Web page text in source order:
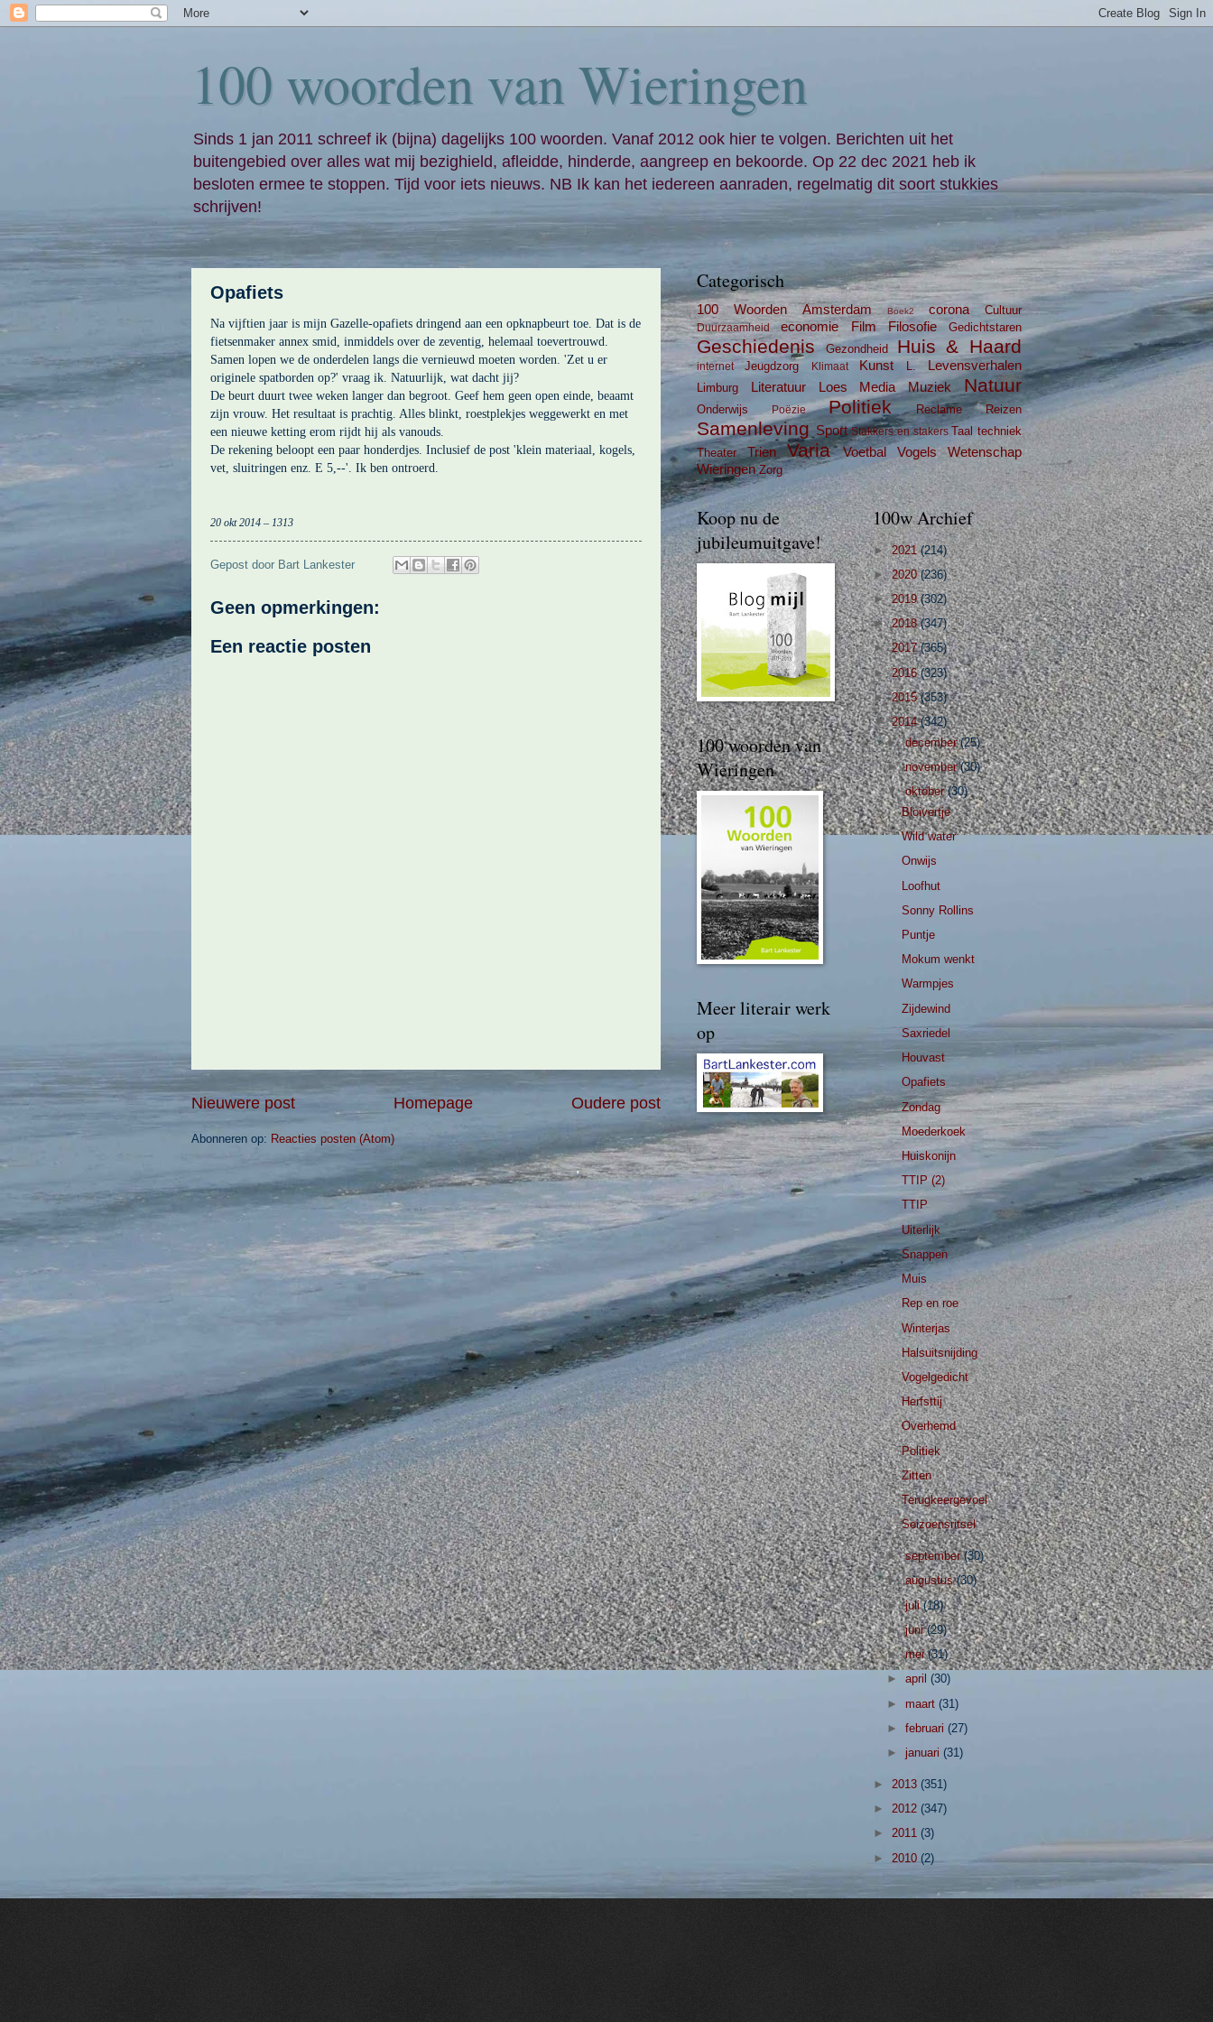
100 woorden van Wieringen
Sinds 1 jan 2011 schreef ik (bijna) dagelijks 100 woorden. Vanaf 2012 ook hier te volgen. Berichten uit het
buitengebied over alles wat mij bezighield, afleidde, hinderde, aangreep en bekoorde. Op 22 dec 2021 heb ik
besloten ermee te stoppen. Tijd voor iets nieuws. NB Ik kan het iedereen aanraden, regelmatig dit soort stukkies
schrijven!
Opafiets
Na vijftien jaar is mijn Gazelle-opafiets dringend aan een opknapbeurt toe. Dat is de
fietsenmaker annex smid, inmiddels over de zeventig, helemaal toevertrouwd.
Samen lopen we de onderdelen langs die vernieuwd moeten worden. 'Zet u er
originele spatborden op?' vraag ik. Natuurlijk, wat dacht jij?
De beurt duurt twee weken langer dan begroot. Geef hem geen open einde, beaamt
zijn vrouw. Het resultaat is prachtig. Alles blinkt, roestplekjes weggewerkt en met
een nieuwe ketting erom rijdt hij als vanouds.
De rekening beloopt een paar honderdjes. Inclusief de post 'klein materiaal, kogels,
vet, sluitringen enz. E 5,--'. Ik ben ontroerd.
20 okt 2014 – 1313
Gepost door Bart Lankester
Geen opmerkingen:
Een reactie posten
Nieuwere post Oudere post
Homepage
Abonneren op: Reacties posten (Atom)
Categorisch
100 Woorden Amsterdam Boek2 corona Cultuur
Duurzaamheid economie Film Filosofie Gedichtstaren
Geschiedenis Gezondheid Huis & Haard
internet Jeugdzorg Klimaat Kunst L. Levensverhalen
Limburg Literatuur Loes Media Muziek Natuur
Onderwijs Poëzie Politiek Reclame Reizen
Samenleving Sport Stakkers en stakers Taal techniek
Theater
Trien Varia Voetbal Vogels
Wetenschap
Wieringen Zorg
Koop nu de
jubileumuitgave!
100 woorden van
Wieringen
Meer literair werk
op
100w Archief
►2021(214)
►2020(236)
►2019(302)
►2018(347)
►2017(365)
►2016(323)
►2015(353)
▼2014(342)
►december(25)
►november(30)
▼oktober(30)
Bloivertje
Wild water
Onwijs
Loofhut
Sonny Rollins
Puntje
Mokum wenkt
Warmpjes
Zijdewind
Saxriedel
Houvast
Opafiets
Zondag
Moederkoek
Huiskonijn
TTIP (2)
TTIP
Uiterlijk
Snappen
Muis
Rep en roe
Winterjas
Halsuitsnijding
Vogelgedicht
Herfsttij
Overhemd
Politiek
Zitten
Terugkeergevoel
Seizoensritsel
►september(30)
►augustus(30)
►juli(18)
►juni(29)
►mei(31)
►april(30)
► maart(31)
►februari(27)
►januari(31)
► 2013 (351)
► 2012 (347)
► 2011 (3)
► 2010 (2)